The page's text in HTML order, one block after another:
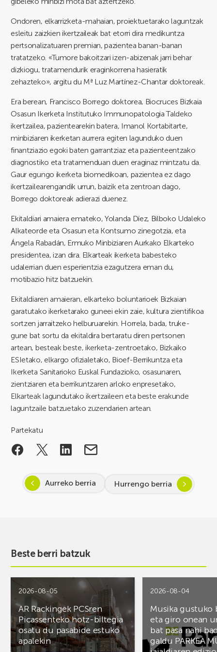
Ondoren, elkarrizketa-mahaian, proiektuetarako laguntzak
esleitu zaizkien ikertzaileak bat etorri dira medikuntza
pertsonalizatuaren premian, pazientea banan-banan
tratatzeko. «Tumore bakoitzari izen-abizenak jarri behar
dizkiogu, tratamendurik eraginkorrena hasieratik
zehazteko», argitu du Mª Luz Martínez-Chantar doktoreak.
Era berean, Francisco Borrego doktorea, Biocruces Bizkaia
Osasun Ikerketa Institutuko Immunopatologia Taldeko
ikertzailea, pazientearekin batera, Imanol Kortabitarte,
minbiziaren ikerketan aurrera egiten lagunduko duen
finantziazio egoki baten garrantziaz eta pazienteentzako
diagnostiko eta tratamenduan duen eraginaz mintzatu da.
Gaur egungo ikerketa biomedikoan, pazientea ez dago
ikertzailearengandik urrun, baizik eta zentroan dago,
Borrego doktoreak adierazi duenez.
Ekitaldiari amaiera emateko, Yolanda Díez, Bilboko Udaleko
Alkateorde eta Osasun eta Kontsumo zinegotzia, eta
Ángela Rabadán, Ermuko Minbiziaren Aurkako Elkarteko
presidentea, izan dira. Elkarteak ikerketa babesteko
udalerrian duen esperientzia ezagutzera eman du,
motibazio hitz batzuekin.
Ekitaldiaren amaieran, elkarteko boluntarioek Bizkaian
garatutako ikerketarako guneei ekin zaie, kultura zientifikoa
sortzen jarraitzeko helburuarekin. Horrela, bada, truke-
gune bat sortu da ekitaldira bertaratu diren pertsonen
artean, besteak beste, ikerketa-zentroetako, Bizkaiko
ESIetako, elkargo ofizialetako, Bioef-Berrikuntza eta
Ikerketa Sanitarioko Euskal Fundazioko, osasunaren,
zientziaren eta berrikuntzaren arloko enpresetako,
Elkarteak lagundutako ikertzaileen eta beste erakunde
laguntzaile batzuetako zuzendarien artean.
Partekatu
Aurreko berria Hurrengo berria
Beste berri batzuk
2026-08-05
AR Rackingek PCSren
Picassenteko hotz-biltegia
osatu du pasabide estuko
apalekin
2026-08-04
Musika gustuko
eta giro onean
bat pasa nahi
galdu PARKEA